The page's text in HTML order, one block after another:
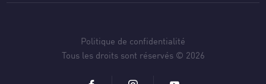
Politique de confidentialité
Tous les droits sont réservés © 2026